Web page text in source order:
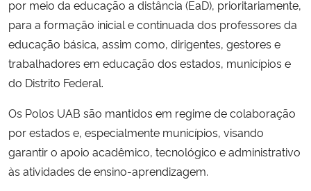
Controladoria-Geral da União
Ministério da Mulher, da Família e dos Direitos Humanos
Secretaria-Geral
Secretaria de Governo
Gabinete de Segurança Institucional
por meio da educação a distância (EaD), prioritariamente,
para a formação inicial e continuada dos professores da
educação básica, assim como, dirigentes, gestores e
trabalhadores em educação dos estados, municípios e
do Distrito Federal.
Os Polos UAB são mantidos em regime de colaboração
por estados e, especialmente municípios, visando
garantir o apoio acadêmico, tecnológico e administrativo
às atividades de ensino-aprendizagem.